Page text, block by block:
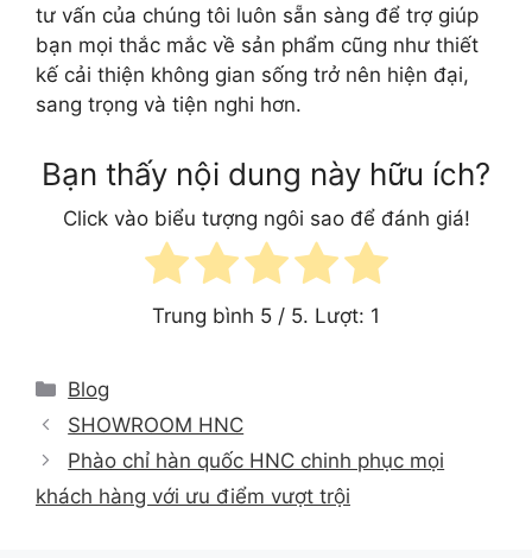
tư vấn của chúng tôi luôn sẵn sàng để trợ giúp
bạn mọi thắc mắc về sản phẩm cũng như thiết
kế cải thiện không gian sống trở nên hiện đại,
sang trọng và tiện nghi hơn.
Bạn thấy nội dung này hữu ích?
Click vào biểu tượng ngôi sao để đánh giá!
Trung bình 5 / 5. Lượt: 1
Categories
Blog
SHOWROOM HNC
Phào chỉ hàn quốc HNC chinh phục mọi
khách hàng với ưu điểm vượt trội